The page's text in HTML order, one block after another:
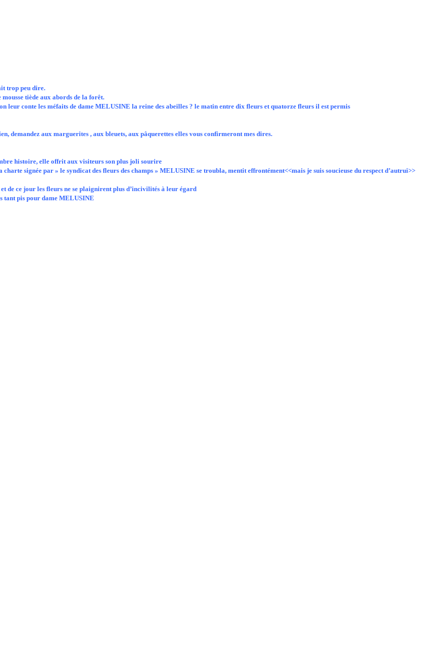
trop peu dire.
tiède aux abords de la forêt.
leur conte les méfaits de dame MELUSINE la reine des abeilles ? le matin entre dix fleurs et quatorze fleurs il est permis
demandez aux marguerites , aux bleuets, aux pâquerettes elles vous confirmeront mes dires.
histoire, elle offrit aux visiteurs son plus joli sourire
signée par » le syndicat des fleurs des champs » MELUSINE se troubla, mentit effrontément<<mais je suis soucieuse du respect d’autrui>>
de ce jour les fleurs ne se plaignirent plus d’incivilités à leur égard
tant pis pour dame MELUSINE